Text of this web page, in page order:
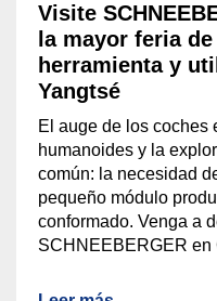
Visite
la mayor feria
herramienta y
Yangtsé
El auge de los coches
humanoides y la
común: la necesidad
pequeño módulo
conformado. Venga a
SCHNEEBERGER en